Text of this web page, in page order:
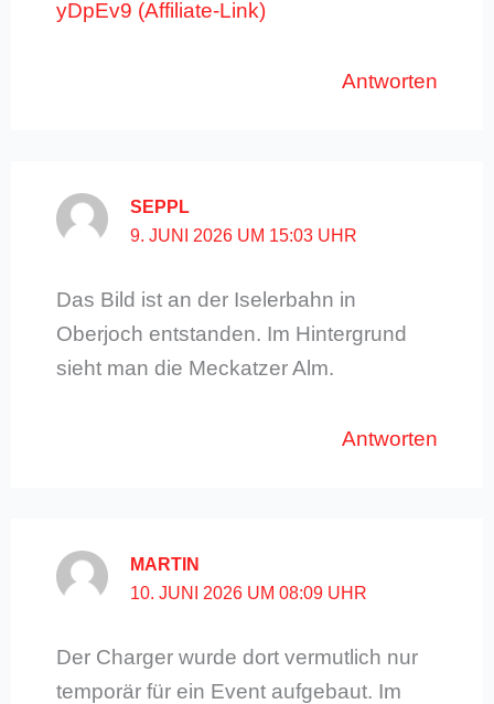
yDpEv9
Antworten
SEPPL
9. JUNI 2026 UM 15:03 UHR
Das Bild ist an der Iselerbahn in
Oberjoch entstanden. Im Hintergrund
sieht man die Meckatzer Alm.
Antworten
MARTIN
10. JUNI 2026 UM 08:09 UHR
Der Charger wurde dort vermutlich nur
temporär für ein Event aufgebaut. Im